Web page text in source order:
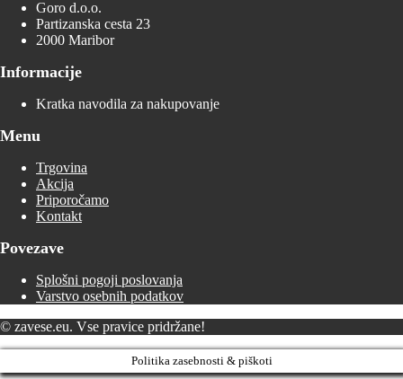
Goro d.o.o.
Partizanska cesta 23
2000 Maribor
Informacije
Kratka navodila za nakupovanje
Menu
Trgovina
Akcija
Priporočamo
Kontakt
Povezave
Splošni pogoji poslovanja
Varstvo osebnih podatkov
© zavese.eu. Vse pravice pridržane!
Politika zasebnosti & piškoti